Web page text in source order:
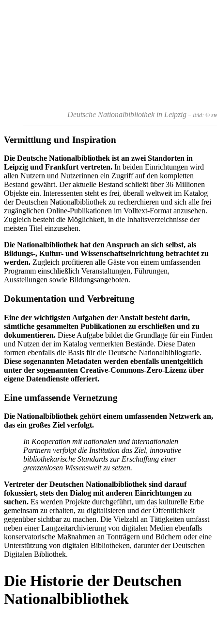
Deutsche Nationalbibliothek in Leipzig – Bild: ©
Vermittlung und Inspiration
Die Deutsche Nationalbibliothek ist an zwei Standorten in
Leipzig und Frankfurt vertreten. In beiden Einrichtungen wird
allen Nutzern und Nutzerinnen ein Zugriff auf den kompletten
Bestand gewährt. Der aktuelle Bestand schließt über 36 Millionen
Objekte ein. Interessenten steht es frei, überall weltweit im Katalog
der Deutschen Nationalbibliothek zu recherchieren und sich alle frei
zugänglichen Online-Publikationen im Volltext-Format anzusehen.
Zugleich besteht die Möglichkeit, in die Inhaltsverzeichnisse der
meisten Titel einzusehen.
Die Nationalbibliothek hat den Anspruch an sich selbst, als
Bildungs-, Kultur- und Wissenschaftseinrichtung betrachtet zu
werden. Zugleich profitieren alle Gäste von einem umfassenden
Programm einschließlich Veranstaltungen, Führungen,
Ausstellungen sowie Bildungsangeboten.
Dokumentation und Verbreitung
Eine der wichtigsten Aufgaben der Anstalt besteht darin,
sämtliche gesammelten Publikationen zu erschließen und zu
dokumentieren. Diese Aufgabe bildet die Grundlage für ein Finden
und Nutzen der im Katalog vermerkten Bestände. Diese Daten
formen ebenfalls die Basis für die Deutsche Nationalbibliografie.
Diese sogenannten Metadaten werden ebenfalls unentgeltlich
unter der sogenannten Creative-Commons-Zero-Lizenz über
eigene Datendienste offeriert.
Eine umfassende Vernetzung
Die Nationalbibliothek gehört einem umfassenden Netzwerk an,
das ein großes Ziel verfolgt.
In Kooperation mit nationalen und internationalen
Partnern verfolgt die Institution das Ziel, innovative
bibliothekarische Standards zur Erschaffung einer
grenzenlosen Wissenswelt zu setzen.
Vertreter der Deutschen Nationalbibliothek sind darauf
fokussiert, stets den Dialog mit anderen Einrichtungen zu
suchen. Es werden Projekte durchgeführt, um das kulturelle Erbe
gemeinsam zu erhalten, zu digitalisieren und der Öffentlichkeit
gegenüber sichtbar zu machen. Die Vielzahl an Tätigkeiten umfasst
neben einer Langzeitarchivierung von digitalen Medien ebenfalls
konservatorische Maßnahmen an Tonträgern und Büchern oder eine
Unterstützung von digitalen Bibliotheken, darunter der Deutschen
Digitalen Bibliothek.
Die Historie der Deutschen
Nationalbibliothek